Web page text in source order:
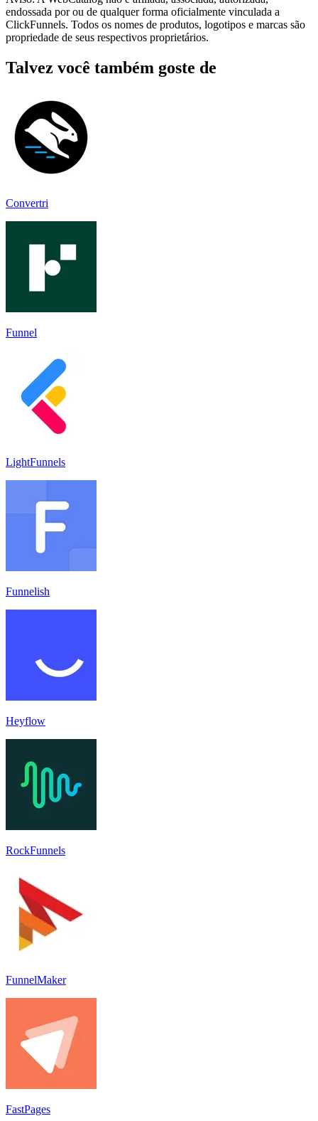
endossada por ou de qualquer forma oficialmente vinculada a
ClickFunnels. Todos os nomes de produtos, logotipos e marcas são
propriedade de seus respectivos proprietários.
Talvez você também goste de
Convertri
Funnel
LightFunnels
Funnelish
Heyflow
RockFunnels
FunnelMaker
FastPages